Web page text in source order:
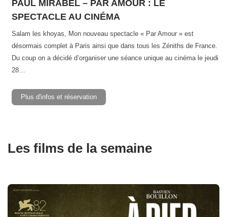
PAUL MIRABEL – PAR AMOUR : LE
SPECTACLE AU CINÉMA
Salam les khoyas, Mon nouveau spectacle « Par Amour » est
désormais complet à Paris ainsi que dans tous les Zéniths de France.
Du coup on a décidé d’organiser une séance unique au cinéma le jeudi
28…
Plus d'infos et réservation
Les films de la semaine